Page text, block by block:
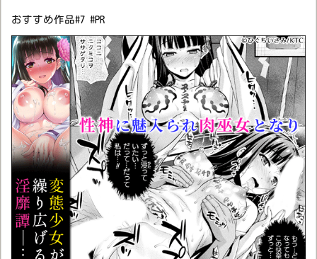
おすすめ作品#7 #PR